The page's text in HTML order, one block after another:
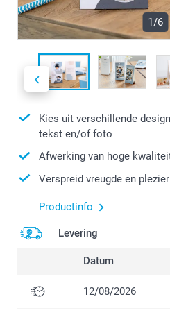
1/6
Kies uit verschillende
tekst en/of foto
Afwerking van hoge
Verspreid vreugde en
Productinfo
Levering
Datum
12/08/2026